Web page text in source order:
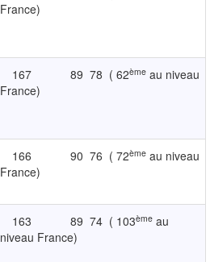
France)
167 89 78 ( 62ème au niveau
France)
166 90 76 ( 72ème au niveau
France)
163 89 74 ( 103ème au
niveau France)